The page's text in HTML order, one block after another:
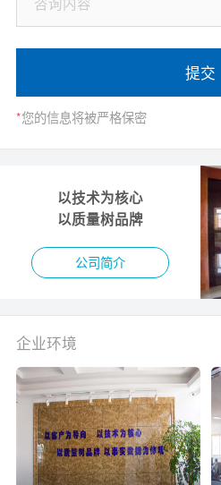
*您的信息将被严格保密
以技术为核心
以质量树品牌
公司简介
企业环境